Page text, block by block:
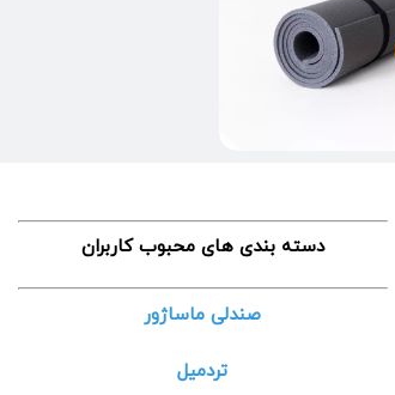
دسته بندی های محبوب کاربران
صندلی ماساژور
تردمیل